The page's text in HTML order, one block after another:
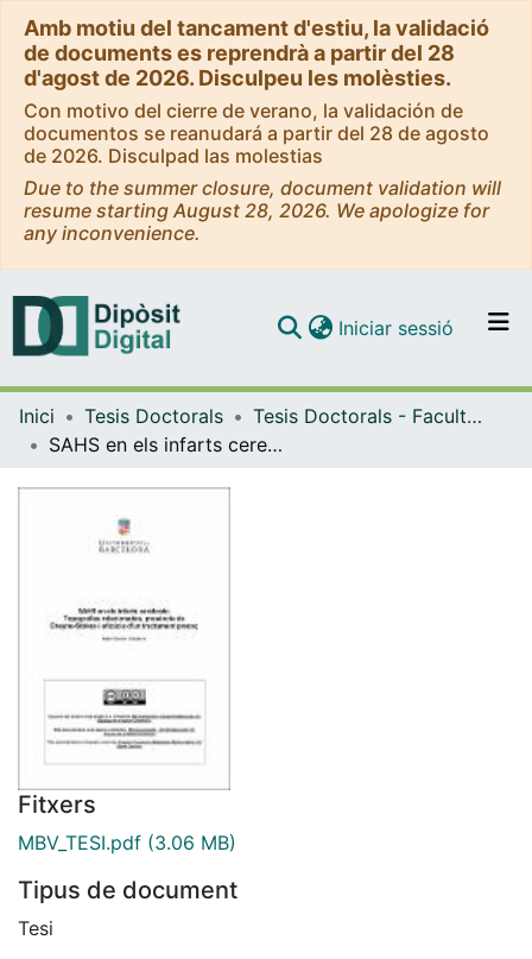
Amb motiu del tancament d'estiu, la validació
de documents es reprendrà a partir del 28
d'agost de 2026. Disculpeu les molèsties.
Con motivo del cierre de verano, la validación de
documentos se reanudará a partir del 28 de agosto
de 2026. Disculpad las molestias
Due to the summer closure, document validation will
resume starting August 28, 2026. We apologize for
any inconvenience.
Navega per tot el DD
Iniciar sessió (current)
Inici Tesis Doctorals
Tesis Doctorals - Facultat - Medicina
SAHS en els infarts cerebrals: Topografies relacionades, presència de Cheyne-Stokes i eficàcia d'un tractament precoç
Fitxers
MBV_TESI.pdf (3.06 MB)
Tipus de document
Tesi